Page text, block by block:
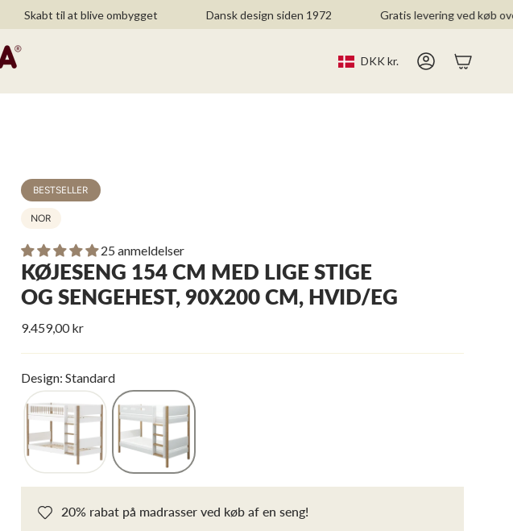
Skabt til at blive ombygget Dansk design siden 1972 Gratis levering ved køb over
DKK kr. Account
BESTSELLER
NOR
25 anmeldelser
KØJESENG 154 CM MED LIGE STIGE
OG SENGEHEST, 90X200 CM, HVID/EG
9.459,00 kr
Design: Standard
20% rabat på madrasser ved køb af en seng!